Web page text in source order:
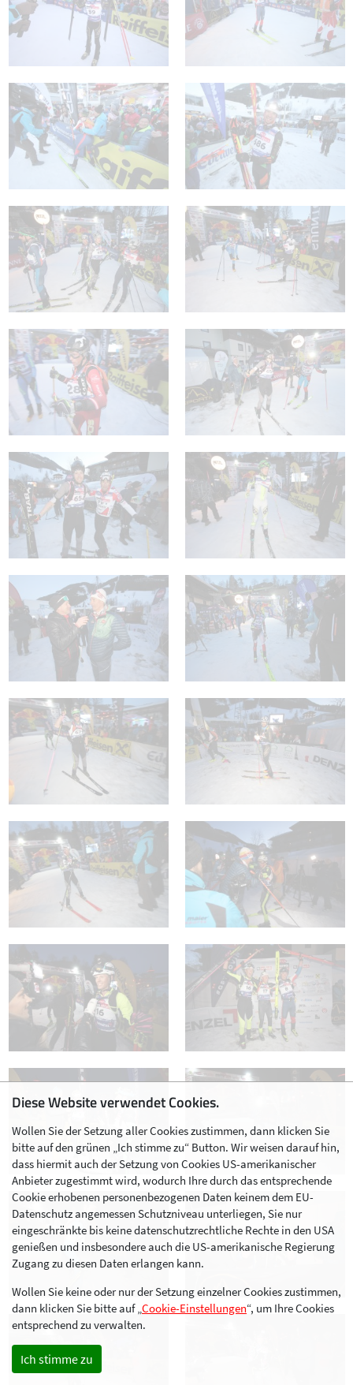
Diese Website verwendet Cookies.
Wollen Sie der Setzung aller Cookies zustimmen, dann klicken Sie
bitte auf den grünen „Ich stimme zu“ Button. Wir weisen darauf hin,
dass hiermit auch der Setzung von Cookies US-amerikanischer
Anbieter zugestimmt wird, wodurch Ihre durch das entsprechende
Cookie erhobenen personenbezogenen Daten keinem dem EU-
Datenschutz angemessen Schutzniveau unterliegen, Sie nur
eingeschränkte bis keine datenschutzrechtliche Rechte in den USA
genießen und insbesondere auch die US-amerikanische Regierung
Zugang zu diesen Daten erlangen kann.
Wollen Sie keine oder nur der Setzung einzelner Cookies zustimmen,
dann klicken Sie bitte auf „Cookie-Einstellungen“, um Ihre Cookies
entsprechend zu verwalten.
Ich stimme zu